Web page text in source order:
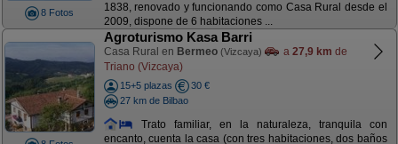
8 Fotos
1838, renovado y funcionando como Casa Rural desde el
2009, dispone de 6 habitaciones ...
Agroturismo Kasa Barri
Casa Rural en Bermeo (Vizcaya) a 27,9 km de
Triano (Vizcaya)
15+5 plazas
30 €
27 km de Bilbao
Trato familiar, en la naturaleza, tranquila con
encanto, cuenta la casa (con tres habitaciones, dos baños